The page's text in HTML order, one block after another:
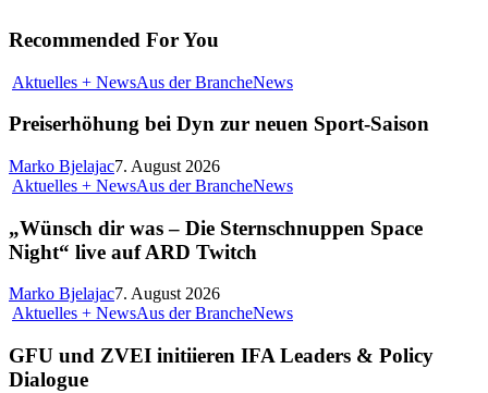
Recommended For You
Aktuelles + NewsAus der BrancheNews
Preiserhöhung bei Dyn zur neuen Sport-Saison
Marko Bjelajac7. August 2026
Aktuelles + NewsAus der BrancheNews
„Wünsch dir was – Die Sternschnuppen Space
Night“ live auf ARD Twitch
Marko Bjelajac7. August 2026
Aktuelles + NewsAus der BrancheNews
GFU und ZVEI initiieren IFA Leaders & Policy
Dialogue